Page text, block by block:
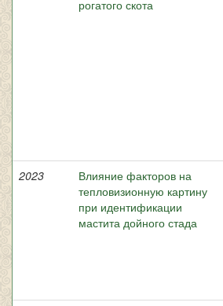
рогатого скота
2023
Влияние факторов на
тепловизионную картину
при идентификации
мастита дойного стада